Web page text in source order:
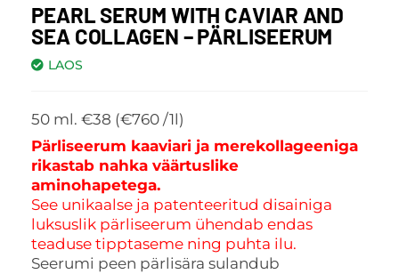
PEARL SERUM WITH CAVIAR AND
SEA COLLAGEN – PÄRLISEERUM
LAOS
50 ml. €38 (€760 /1l)
Pärliseerum kaaviari ja merekollageeniga
rikastab nahka väärtuslike
aminohapetega.
See unikaalse ja patenteeritud disainiga
luksuslik pärliseerum ühendab endas
teaduse tipptaseme ning puhta ilu.
Seerumi peen pärlisära sulandub